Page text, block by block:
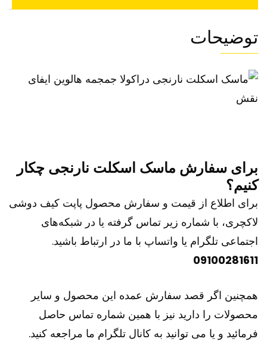
توضیحات
برای سفارش ماسک اسکلت نارنجی چکار
کنیم؟
برای اطلاع از قیمت و سفارش محصول پاپت کیف دوشی
لاکچری، با شماره زیر تماس گرفته یا در شبکه‌های
اجتماعی تلگرام یا واتساپ با ما در ارتباط باشید.
09100281611
همچنین اگر قصد سفارش عمده این محصول و سایر
محصولات را دارید نیز با همین شماره تماس حاصل
فرمائید و یا می توانید به کانال تلگرام ما مراجعه کنید.